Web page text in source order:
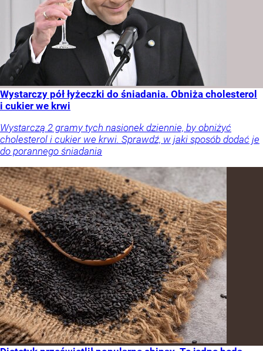
Wystarczy pół łyżeczki do śniadania. Obniża cholesterol
i cukier we krwi
Wystarczą 2 gramy tych nasionek dziennie, by obniżyć
cholesterol i cukier we krwi. Sprawdź, w jaki sposób dodać je
do porannego śniadania